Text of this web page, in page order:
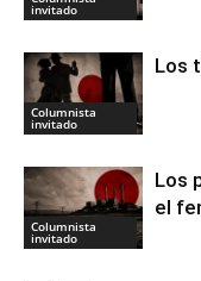
invitado
Columnista
invitado
Los
Columnista
invitado
Los
el